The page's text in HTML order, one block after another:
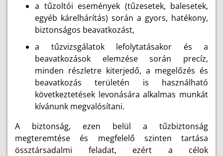
a tűzoltói események (tűzesetek, balesetek,
egyéb kárelhárítás) során a gyors, hatékony,
biztonságos beavatkozást,
a tűzvizsgálatok lefolytatásakor és a
beavatkozások elemzése során precíz,
minden részletre kiterjedő, a megelőzés és
beavatkozás területén is használható
következtetések levonására alkalmas munkát
kívánunk megvalósítani.
A biztonság, ezen belül a tűzbiztonság
megteremtése és megfelelő szinten tartása
össztársadalmi feladat, ezért a célok